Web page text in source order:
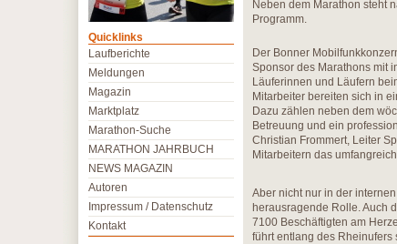
Neben dem Marathon steht
Programm.
Der Bonner
Sponsor des Marathons mit
Läuferinnen und Läufern
Mitarbeiter bereiten sich in
Dazu zählen neben dem
Betreuung und ein
Christian Frommert, Leiter
Mitarbeitern das
Aber nicht nur in der
herausragende Rolle. Auch
7100 Beschäftigten am
führt entlang des
Quicklinks
Laufberichte
Meldungen
Magazin
Marktplatz
Marathon-Suche
MARATHON JAHRBUCH
NEWS MAGAZIN
Autoren
Impressum / Datenschutz
Kontakt